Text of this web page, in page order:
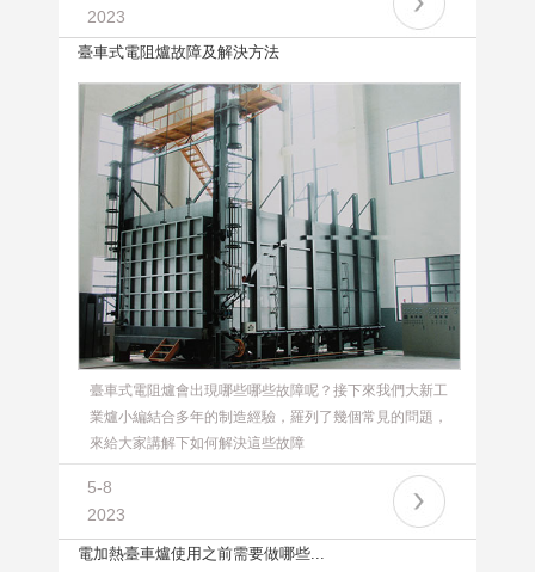
2023
臺車式電阻爐故障及解決方法
臺車式電阻爐會出現哪些哪些故障呢？接下來我們大新工
業爐小編結合多年的制造經驗，羅列了幾個常見的問題，
來給大家講解下如何解決這些故障
5-8
2023
電加熱臺車爐使用之前需要做哪些...